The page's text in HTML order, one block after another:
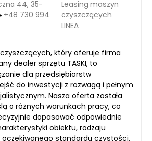
44, 35-
+48 730 994
Leasing maszyn
czyszczących
LINEA
który oferuje firma
dealer sprzętu TASKI, to
dla przedsiębiorstw
do inwestycji z rozwagą i pełnym
Nasza oferta została
o różnych warunkach pracy, co
dopasować odpowiednie
obiektu, rodzaju
standardu czystości.